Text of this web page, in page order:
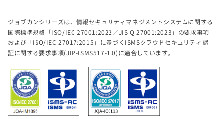
ジョブカンシリーズは、情報セキュリティマネジメントシステムに関する
国際標準規格「ISO/IEC 27001:2022／JIS Q 27001:2023」の要求事項
および「ISO/IEC 27017:2015」に基づくISMSクラウドセキュリティ認
証に関する要求事項(JIP-ISMS517-1.0)に適合しています。